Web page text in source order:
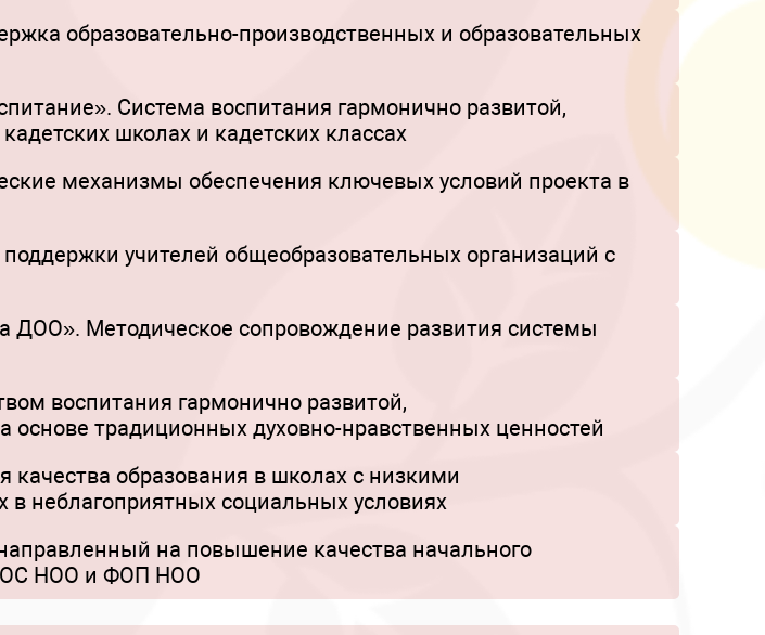
образовательно-производственных и образовательных
Система воспитания гармонично развитой,
школах и кадетских классах
механизмы обеспечения ключевых условий проекта в
учителей общеобразовательных организаций с
ДОО». Методическое сопровождение развития системы
воспитания гармонично развитой,
основе традиционных духовно-нравственных ценностей
образования в школах с низкими
неблагоприятных социальных условиях
на повышение качества начального
НОО и ФОП НОО